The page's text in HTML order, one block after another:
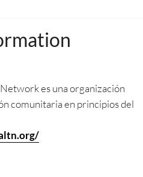
es una organización
comunitaria en principios del